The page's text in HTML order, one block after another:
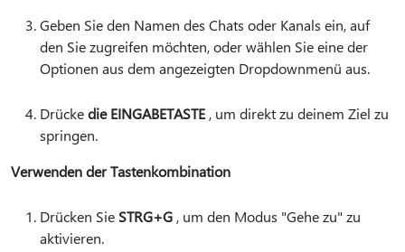
Geben Sie den Namen des Chats oder Kanals ein, auf
den Sie zugreifen möchten, oder wählen Sie eine der
Optionen aus dem angezeigten Dropdownmenü aus.
Drückedie EINGABETASTE , um direkt zu deinem Ziel zu
springen.
Verwenden der Tastenkombination
Drücken Sie STRG+G , um den Modus "Gehe zu" zu
aktivieren.